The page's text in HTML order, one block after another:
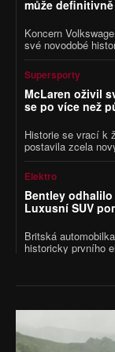
může
Koncern
své novodobé
okamžitě výrazně
je konec až
značkami.
Supersporty
McLaren oživil
se po více než
Historie se vrací k
postavila zcela
měl být vůbec
Bruce McLarena
se automobilka
Elektro
Bentley
Luxusní SUV
Britská
historicky prvního
menší než
sdílené s